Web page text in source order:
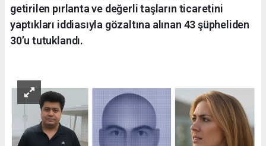
getirilen pırlanta ve değerli taşların ticaretini
yaptıkları iddiasıyla gözaltına alınan 43 şüpheliden
30’u tutuklandı.